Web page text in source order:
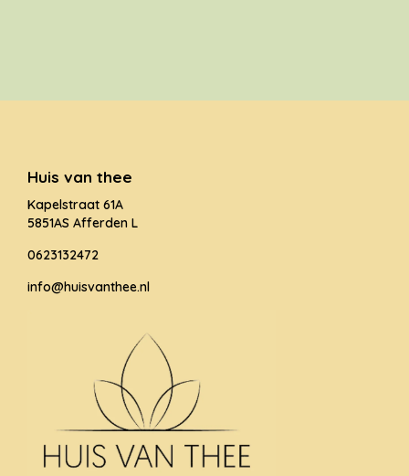
Huis van thee
Kapelstraat 61A
5851AS Afferden L
0623132472
info@huisvanthee.nl